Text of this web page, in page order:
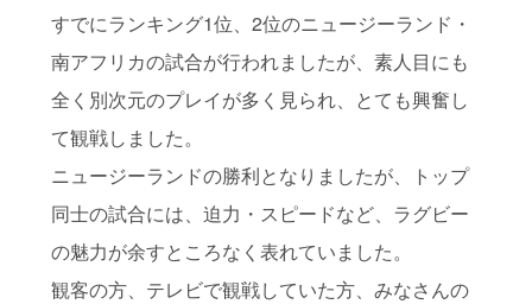
すでにランキング1位、2位のニュージーランド・
南アフリカの試合が行われましたが、素人目にも
全く別次元のプレイが多く見られ、とても興奮し
て観戦しました。
ニュージーランドの勝利となりましたが、トップ
同士の試合には、迫力・スピードなど、ラグビー
の魅力が余すところなく表れていました。
観客の方、テレビで観戦していた方、みなさんの